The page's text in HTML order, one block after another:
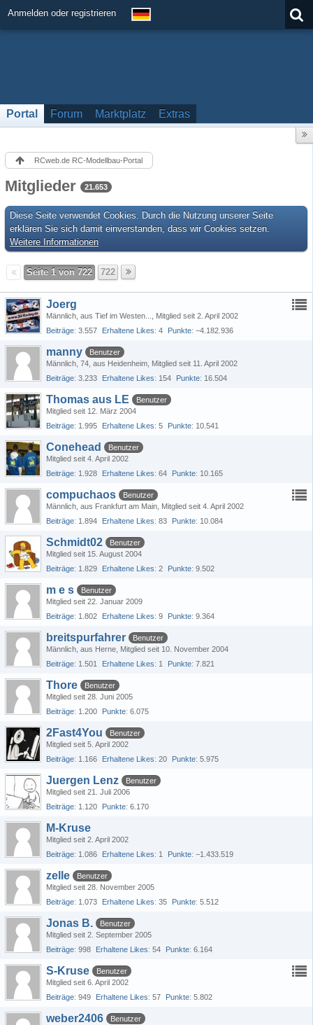
Anmelden oder registrieren
Portal Forum Marktplatz Extras
RCweb.de RC-Modellbau-Portal
Mitglieder 21.653
Diese Seite verwendet Cookies. Durch die Nutzung unserer Seite
erklären Sie sich damit einverstanden, dass wir Cookies setzen.
Weitere Informationen
Seite 1 von 722 722
Joerg
Männlich aus Tief im Westen...
Mitglied seit 2. April 2002
Beiträge 3.557 Erhaltene Likes 4 Punkte −4.182.936
manny
Benutzer
Männlich 74 aus Heidenheim Mitglied seit 11. April 2002
Beiträge 3.233 Erhaltene Likes 154 Punkte 16.504
Thomas aus LE
Benutzer
Mitglied seit 12. März 2004
Beiträge 1.995 Erhaltene Likes 5 Punkte 10.541
Conehead
Benutzer
Mitglied seit 4. April 2002
Beiträge 1.928 Erhaltene Likes 64 Punkte 10.165
compuchaos
Benutzer
Männlich aus Frankfurt am Main Mitglied seit 4. April 2002
Beiträge 1.894 Erhaltene Likes 83 Punkte 10.084
Schmidt02
Benutzer
Mitglied seit 15. August 2004
Beiträge 1.829 Erhaltene Likes 2 Punkte 9.502
m e s
Benutzer
Mitglied seit 22. Januar 2009
Beiträge 1.802 Erhaltene Likes 9 Punkte 9.364
breitspurfahrer
Benutzer
Männlich aus Herne Mitglied seit 10. November 2004
Beiträge 1.501 Erhaltene Likes 1 Punkte 7.821
Thore
Benutzer
Mitglied seit 28. Juni 2005
Beiträge 1.200 Punkte 6.075
2Fast4You
Benutzer
Mitglied seit 5. April 2002
Beiträge 1.166 Erhaltene Likes 20 Punkte 5.975
Juergen Lenz
Benutzer
Mitglied seit 21. Juli 2006
Beiträge 1.120 Punkte 6.170
M-Kruse
Mitglied seit 2. April 2002
Beiträge 1.086 Erhaltene Likes 1 Punkte −1.433.519
zelle
Benutzer
Mitglied seit 28. November 2005
Beiträge 1.073 Erhaltene Likes 35 Punkte 5.512
Jonas B.
Benutzer
Mitglied seit 2. September 2005
Beiträge 998 Erhaltene Likes 54 Punkte 6.164
S-Kruse
Benutzer
Mitglied seit 6. April 2002
Beiträge 949 Erhaltene Likes 57 Punkte 5.802
weber2406
Benutzer